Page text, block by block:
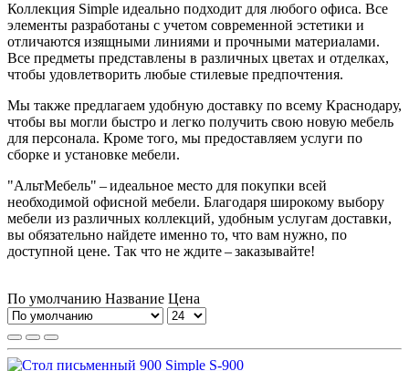
Коллекция Simple идеально подходит для любого офиса. Все
элементы разработаны с учетом современной эстетики и
отличаются изящными линиями и прочными материалами.
Все предметы представлены в различных цветах и отделках,
чтобы удовлетворить любые стилевые предпочтения.
Мы также предлагаем удобную доставку по всему Краснодару,
чтобы вы могли быстро и легко получить свою новую мебель
для персонала. Кроме того, мы предоставляем услуги по
сборке и установке мебели.
"АльтМебель" – идеальное место для покупки всей
необходимой офисной мебели. Благодаря широкому выбору
мебели из различных коллекций, удобным услугам доставки,
вы обязательно найдете именно то, что вам нужно, по
доступной цене. Так что не ждите – заказывайте!
По умолчанию Название Цена